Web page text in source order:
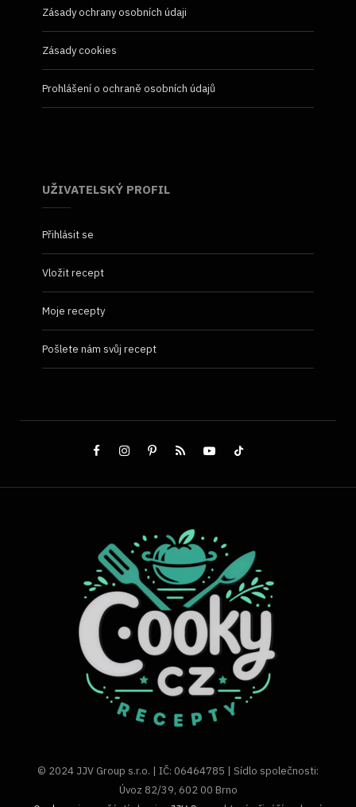
Zásady ochrany osobních údaji
Zásady cookies
Prohlášení o ochraně osobních údajů
UŽIVATELSKÝ PROFIL
Přihlásit se
Vložit recept
Moje recepty
Pošlete nám svůj recept
© 2024 JJV Group s.r.o. | IČ: 06464785 | Sídlo společnosti:
Úvoz 82/39, 602 00 Brno